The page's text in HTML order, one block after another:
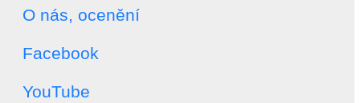
O nás, ocenění
Facebook
YouTube